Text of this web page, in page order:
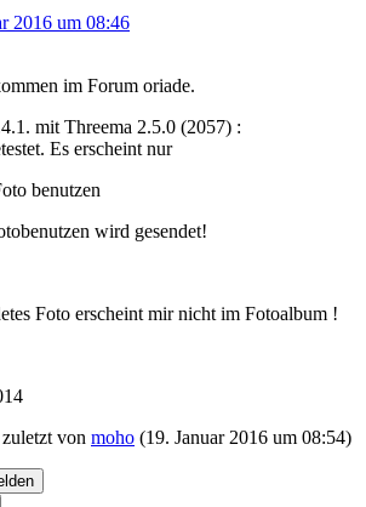
2016 um 08:46
im Forum oriade.
mit Threema 2.5.0 (2057) :
Es erscheint nur
benutzen
wird gesendet!
Foto erscheint mir nicht im Fotoalbum !
von moho (19. Januar 2016 um 08:54)